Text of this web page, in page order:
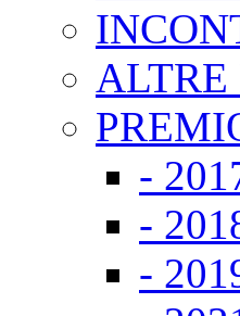
-
-
-